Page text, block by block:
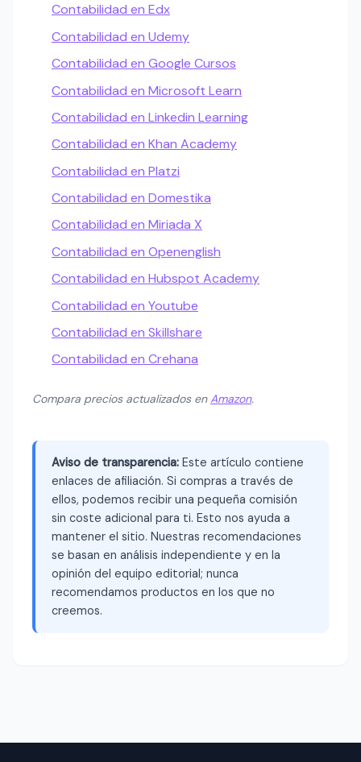
Contabilidad en Edx
Contabilidad en Udemy
Contabilidad en Google Cursos
Contabilidad en Microsoft Learn
Contabilidad en Linkedin Learning
Contabilidad en Khan Academy
Contabilidad en Platzi
Contabilidad en Domestika
Contabilidad en Miriada X
Contabilidad en Openenglish
Contabilidad en Hubspot Academy
Contabilidad en Youtube
Contabilidad en Skillshare
Contabilidad en Crehana
Compara precios actualizados enAmazon.
Aviso de transparencia: Este artículo contiene
enlaces de afiliación. Si compras a través de
ellos, podemos recibir una pequeña comisión
sin coste adicional para ti. Esto nos ayuda a
mantener el sitio. Nuestras recomendaciones
se basan en análisis independiente y en la
opinión del equipo editorial; nunca
recomendamos productos en los que no
creemos.